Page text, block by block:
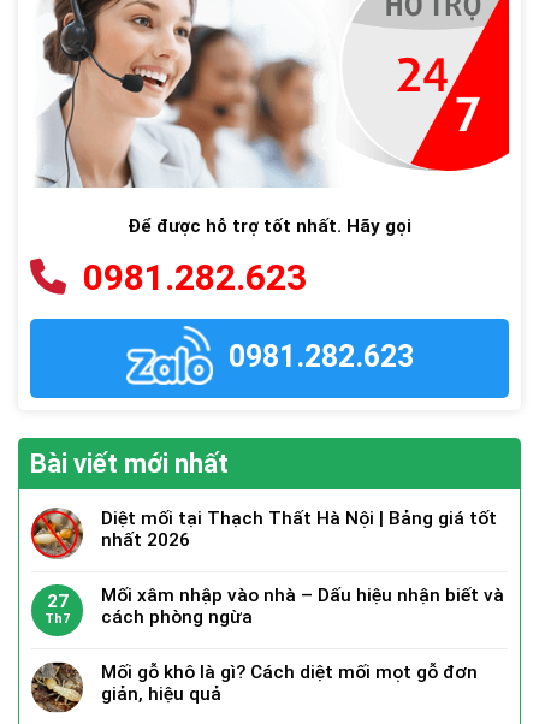
Để được hỗ trợ tốt nhất. Hãy gọi
0981.282.623
0981.282.623
Bài viết mới nhất
Diệt mối tại Thạch Thất Hà Nội | Bảng giá tốt
nhất 2026
27
Th7
Mối xâm nhập vào nhà – Dấu hiệu nhận biết và
cách phòng ngừa
Mối gỗ khô là gì? Cách diệt mối mọt gỗ đơn
giản, hiệu quả